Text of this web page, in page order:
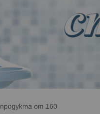
продукта от 160